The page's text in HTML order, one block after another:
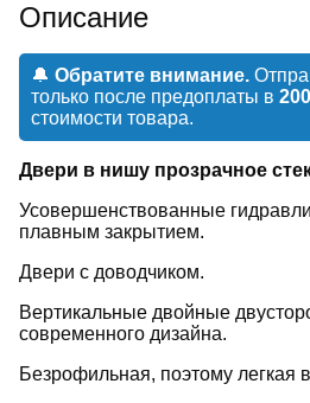
Описание
🔔 Обратите внимание.
только после предоплаты в
стоимости товара.
Двери в нишу прозрачное
Усовершенствованные
плавным закрытием.
Двери с доводчиком.
Вертикальные двойные
современного дизайна.
Безрофильная, поэтому легкая